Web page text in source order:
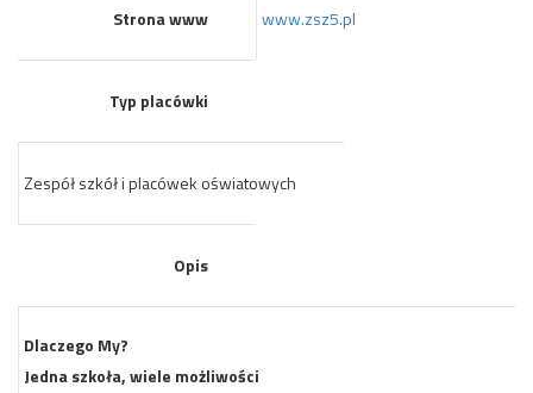
Strona www www.zsz5.pl
Typ placówki
Zespół szkół i placówek oświatowych
Opis
Dlaczego My?
Jedna szkoła, wiele możliwości